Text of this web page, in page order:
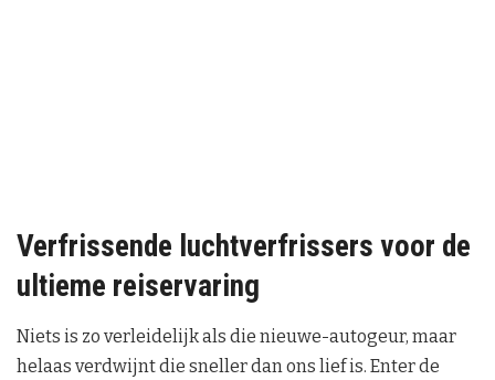
Verfrissende luchtverfrissers voor de
ultieme reiservaring
Niets is zo verleidelijk als die nieuwe-autogeur, maar
helaas verdwijnt die sneller dan ons lief is. Enter de